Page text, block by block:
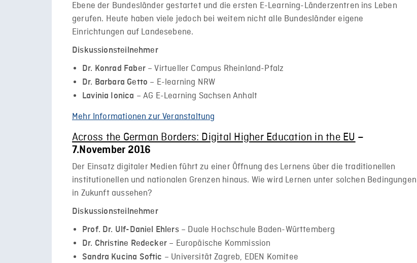
Ebene der Bundesländer gestartet und die ersten E-Learning-Länderzentren ins Leben
gerufen. Heute haben viele jedoch bei weitem nicht alle Bundesländer eigene
Einrichtungen auf Landesebene.
Diskussionsteilnehmer
Dr. Konrad Faber– Virtueller Campus Rheinland-Pfalz
Dr. Barbara Getto – E-learning NRW
Lavinia Ionica – AG E-Learning Sachsen Anhalt
Mehr Informationen zur Veranstaltung
Across the German Borders: Digital Higher Education in the EU –
7.November 2016
Der Einsatz digitaler Medien führt zu einer Öffnung des Lernens über die traditionellen
institutionellen und nationalen Grenzen hinaus. Wie wird Lernen unter solchen Bedingungen
in Zukunft aussehen?
Diskussionsteilnehmer
Prof. Dr. Ulf-Daniel Ehlers– Duale Hochschule Baden-Württemberg
Dr. Christine Redecker– Europäische Kommission
Sandra Kucina Softic – Universität Zagreb, EDEN Komitee